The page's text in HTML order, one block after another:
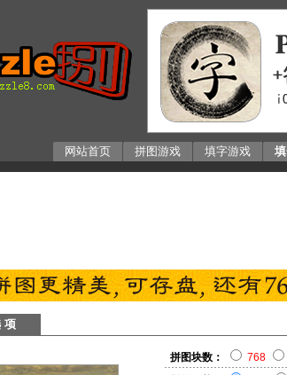
网站首页 拼图游戏 填字游戏
项
拼图块数： 768